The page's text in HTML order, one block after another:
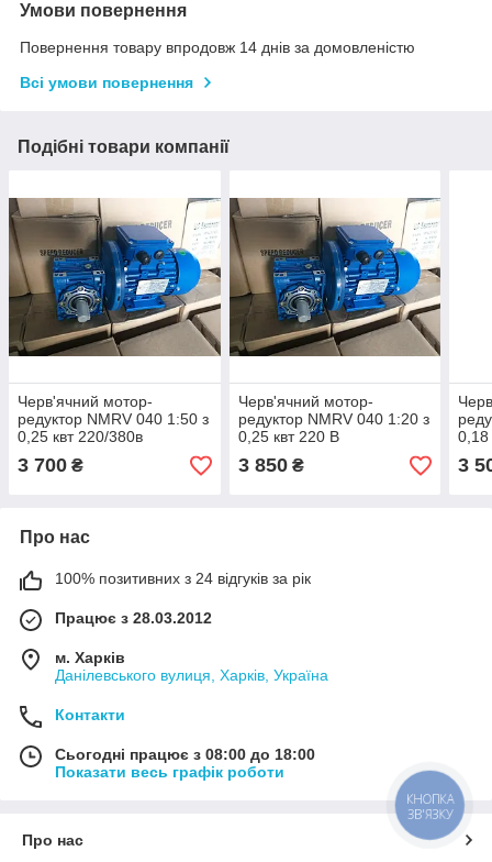
Умови повернення
Повернення товару впродовж 14 днів за домовленістю
Всі умови повернення
Подібні товари компанії
Черв'ячний мотор-
редуктор NMRV 040 1:50 з
0,25 квт 220/380в
3 700 ₴
Черв'ячний мотор-
редуктор NMRV 040 1:20 з
0,25 квт 220 В
3 850₴
0,18
3
Про нас
100% позитивних з 24 відгуків за рік
Працює з 28.03.2012
м. Харків
Данілевського вулиця, Харків, Україна
Контакти
Сьогодні працює з 08:00 до 18:00
Показати весь графік роботи
Про нас
КНОПКА
ЗВ'ЯЗКУ